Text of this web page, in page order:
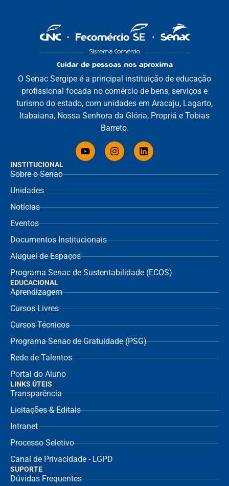
INSTITUCIONAL
Sobre o Senac
Unidades
Notícias
Eventos
Documentos Institucionais
Aluguel de Espaços
Programa Senac de Sustentabilidade (ECOS)
EDUCACIONAL
Aprendizagem
Cursos Livres
Cursos Técnicos
Programa Senac de Gratuidade (PSG)
Rede de Talentos
Portal do Aluno
O Senac Sergipe é a principal instituição de educação
profissional focada no comércio de bens, serviços e
turismo do estado, com unidades em Aracaju, Lagarto,
Itabaiana, Nossa Senhora da Glória, Propriá e Tobias
Barreto.
LINKS ÚTEIS
Transparência
Licitações & Editais
Intranet
Processo Seletivo
Canal de Privacidade - LGPD
SUPORTE
Dúvidas Frequentes